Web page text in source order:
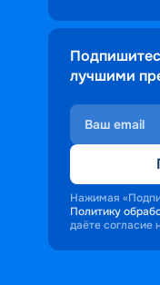
лучшими
Нажимая
Политику
даёте согласие